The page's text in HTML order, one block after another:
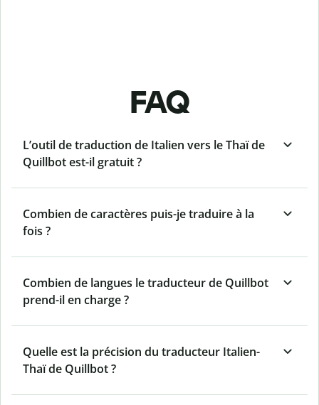
FAQ
L’outil de traduction de Italien vers le Thaï de
Quillbot est-il gratuit ?
Combien de caractères puis-je traduire à la
fois ?
Combien de langues le traducteur de Quillbot
prend-il en charge ?
Quelle est la précision du traducteur Italien-
Thaï de Quillbot ?